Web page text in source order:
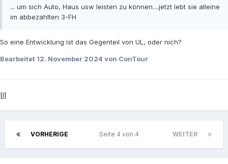
... um sich Auto, Haus usw leisten zu können....jetzt lebt sie alleine
im abbezahlten 3-FH
So eine Entwicklung ist das Gegenteil von UL, oder nich?
Bearbeitet 12. November 2024 von ConTour
[l]
VORHERIGE WEITER
Seite 4 von 4